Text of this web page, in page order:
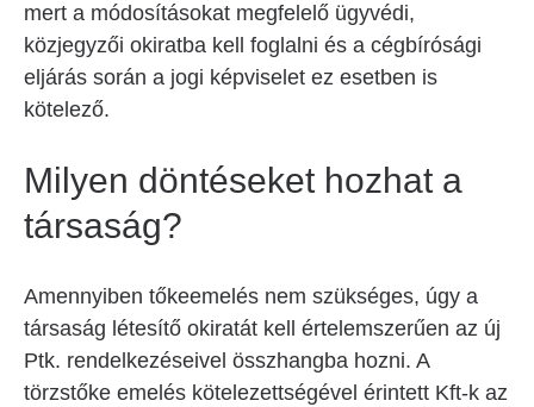
mert a módosításokat megfelelő ügyvédi,
közjegyzői okiratba kell foglalni és a cégbírósági
eljárás során a jogi képviselet ez esetben is
kötelező.
Milyen döntéseket hozhat a
társaság?
Amennyiben tőkeemelés nem szükséges, úgy a
társaság létesítő okiratát kell értelemszerűen az új
Ptk. rendelkezéseivel összhangba hozni. A
törzstőke emelés kötelezettségével érintett Kft-k az